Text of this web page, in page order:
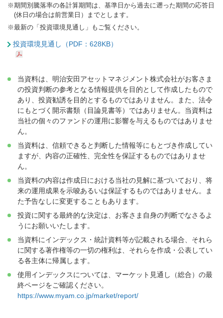
※期間別騰落率の各計算期間は、基準日から過去に遡った期間の応答日
(休日の場合は前営業日）までとします。
※最新の「投資環境見通し」もご覧ください。
投資環境見通し（PDF：628KB）
当資料は、明治安田アセットマネジメント株式会社がお客さま
の投資判断の参考となる情報提供を目的として作成したもので
あり、投資勧誘を目的とするものではありません。また、法令
にもとづく開示書類（目論見書等）ではありません。当資料は
当社の個々のファンドの運用に影響を与えるものではありませ
ん。
当資料は、信頼できると判断した情報等にもとづき作成してい
ますが、内容の正確性、完全性を保証するものではありませ
ん。
当資料の内容は作成日における当社の見解に基づいており、将
来の運用成果を示唆あるいは保証するものではありません。ま
た予告なしに変更することもあります。
投資に関する最終的な決定は、お客さま自身の判断でなさるよ
うにお願いいたします。
当資料にインデックス・統計資料等が記載される場合、それら
に関する著作権等の一切の権利は、それらを作成・公表してい
る各主体に帰属します。
使用インデックスについては、マーケット見通し（総合）の最
終ページをご確認ください。
https://www.myam.co.jp/market/report/